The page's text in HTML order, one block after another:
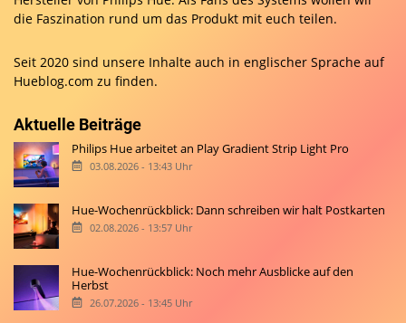
die Faszination rund um das Produkt mit euch teilen.
Seit 2020 sind unsere Inhalte auch in englischer Sprache auf
Hueblog.com zu finden.
Aktuelle Beiträge
Philips Hue arbeitet an Play Gradient Strip Light Pro
03.08.2026 - 13:43 Uhr
Hue-Wochenrückblick: Dann schreiben wir halt Postkarten
02.08.2026 - 13:57 Uhr
Hue-Wochenrückblick: Noch mehr Ausblicke auf den
Herbst
26.07.2026 - 13:45 Uhr